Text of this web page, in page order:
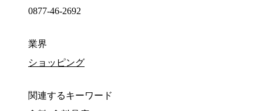
0877-46-2692
業界
ショッピング
関連するキーワード